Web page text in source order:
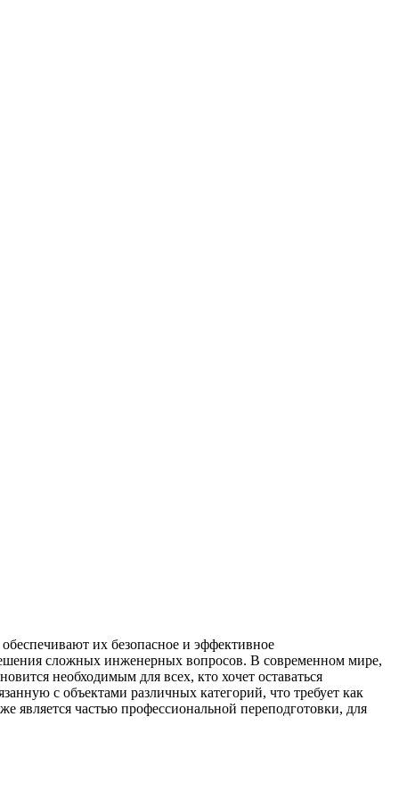
их безопасное и эффективное
сложных инженерных вопросов. В современном мире,
необходимым для всех, кто хочет оставаться
с объектами различных категорий, что требует как
частью профессиональной переподготовки, для